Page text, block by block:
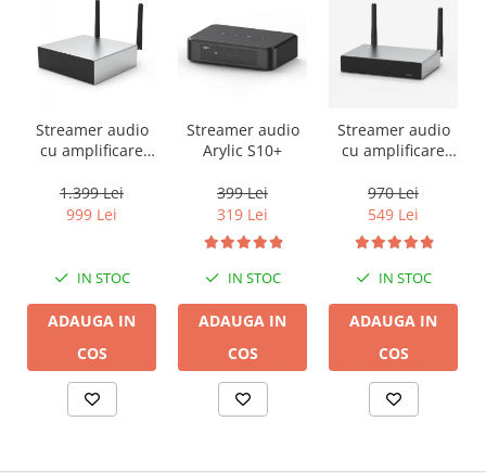
Streamer audio
cu amplificare
A50+, LAN /Wi-Fi
/Bluetooth,
1.399 Lei
999 Lei
IN STOC
ADAUGA IN
COS
Streamer audio
Arylic S10+
399 Lei
319 Lei
IN STOC
ADAUGA IN
COS
Streamer audio
cu amplificare
A30+, LAN /Wi-Fi
/Bluetooth,
24bit/192kHz,
Multiroom
970 Lei
549 Lei
IN STOC
ADAUGA IN
COS